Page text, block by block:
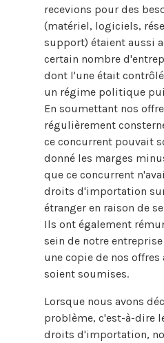
recevions pour des
(matériel, logiciels,
support) étaient aussi
certain nombre
dont l'une était
un régime politique
En soumettant nos
régulièrement
ce concurrent pouvait
donné les marges
que ce concurrent
droits d'importation
étranger en raison de
Ils ont également
sein de notre
une copie de nos
soient soumises.
Lorsque nous avons
problème, c'est-à-dire
droits d'importation,